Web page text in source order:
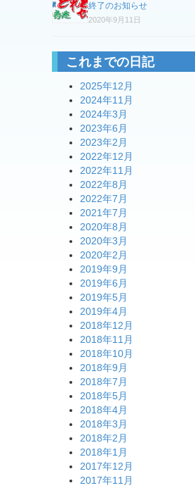
終了のお知らせ
2020年9月11日
これまでの日記
2025年12月
2024年11月
2024年3月
2023年6月
2023年2月
2022年12月
2022年11月
2022年8月
2022年7月
2021年7月
2020年8月
2020年3月
2020年2月
2019年9月
2019年6月
2019年5月
2019年4月
2018年12月
2018年11月
2018年10月
2018年9月
2018年7月
2018年5月
2018年4月
2018年3月
2018年2月
2018年1月
2017年12月
2017年11月